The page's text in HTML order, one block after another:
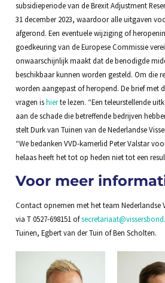
subsidieperiode van de Brexit Adjustment
31 december 2023, waardoor alle uitgaven
afgerond. Een eventuele wijziging of
goedkeuring van de Europese Commissie
onwaarschijnlijk maakt dat de benodigde
beschikbaar kunnen worden gesteld. Om die
worden aangepast of heropend. De brief met
vragen ishierte lezen. “Een teleurstellende
aan de schade die betreffende bedrijven
stelt Durk van Tuinen van de Nederlandse
“We bedanken VVD-kamerlid Peter Valstar
helaas heeft het tot op heden niet tot een
Voor meer
Contact opnemen met het team Nederlandse
via T 0527-698151 of
Tuinen, Egbert van der Tuin of Ben Scholten.